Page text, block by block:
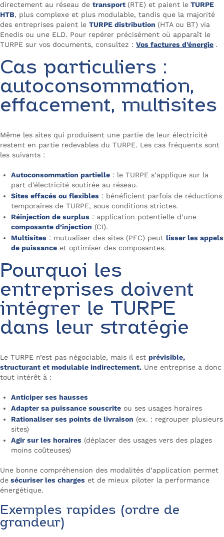
directement au réseau de transport (RTE) et paient le TURPE
HTB, plus complexe et plus modulable, tandis que la majorité
des entreprises paient le TURPE distribution (HTA ou BT) via
Enedis ou une ELD. Pour repérer précisément où apparaît le
TURPE sur vos documents, consultez : Vos factures d’énergie .
Cas particuliers :
autoconsommation,
effacement, multisites
Même les sites qui produisent une partie de leur électricité
restent en partie redevables du TURPE. Les cas fréquents sont
les suivants :
Autoconsommation partielle : le TURPE s’applique sur la
part d’électricité soutirée au réseau.
Sites effacés ou flexibles : bénéficient parfois de réductions
temporaires de TURPE, sous conditions strictes.
Réinjection de surplus : application potentielle d’une
composante d’injection (CI).
Multisites : mutualiser des sites (PFC) peut lisser les appels
de puissance et optimiser des composantes.
Pourquoi les
entreprises doivent
intégrer le TURPE
dans leur stratégie
Le TURPE n’est pas négociable, mais il est prévisible,
structurant et modulable indirectement. Une entreprise a donc
tout intérêt à :
Anticiper ses hausses
Adapter sa puissance souscrite ou ses usages horaires
Rationaliser ses points de livraison (ex. : regrouper plusieurs
sites)
Agir sur les horaires (déplacer des usages vers des plages
moins coûteuses)
Une bonne compréhension des modalités d’application permet
de sécuriser les charges et de mieux piloter la performance
énergétique.
Exemples rapides (ordre de
grandeur)